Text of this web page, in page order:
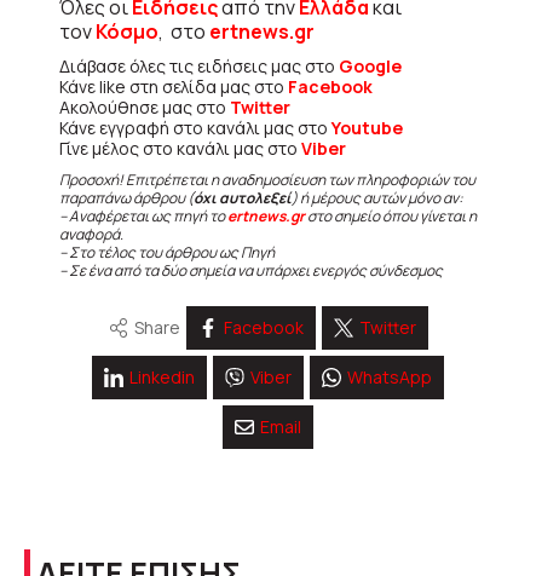
Όλες οιΕιδήσειςαπό τηνΕλλάδακαι
τονΚόσμο, στο ertnews.gr
Διάβασε όλες τις ειδήσεις μας στο Google
Κάνε like στη σελίδα μας στο Facebook
Ακολούθησε μας στο Twitter
Κάνε εγγραφή στο κανάλι μας στοYoutube
Γίνε μέλος στο κανάλι μας στο Viber
Προσοχή! Επιτρέπεται η αναδημοσίευση των πληροφοριών του
παραπάνω άρθρου (όχι αυτολεξεί) ή μέρους αυτών μόνο αν:
– Αναφέρεται ως πηγή τοertnews.grστο σημείο όπου γίνεται η
αναφορά.
– Στο τέλος του άρθρου ως Πηγή
– Σε ένα από τα δύο σημεία να υπάρχει ενεργός σύνδεσμος
Share Facebook Twitter
Linkedin Viber WhatsApp
Email